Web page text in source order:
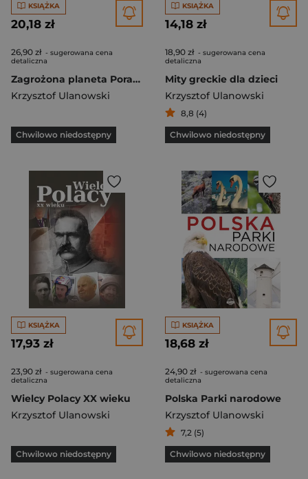
KSIĄŻKA
20,18 zł
26,90 zł - sugerowana cena
detaliczna
Zagrożona planeta Poradnik dla młodzieży
Krzysztof Ulanowski
Chwilowo niedostępny
KSIĄŻKA
14,18 zł
18,90 zł - sugerowana cena
detaliczna
Mity greckie dla dzieci
Krzysztof Ulanowski
8,8 (4)
Chwilowo niedostępny
KSIĄŻKA
17,93 zł
23,90 zł - sugerowana cena
detaliczna
Wielcy Polacy XX wieku
Krzysztof Ulanowski
Chwilowo niedostępny
KSIĄŻKA
18,68 zł
24,90 zł - sugerowana cena
detaliczna
Polska Parki narodowe
Krzysztof Ulanowski
7,2 (5)
Chwilowo niedostępny